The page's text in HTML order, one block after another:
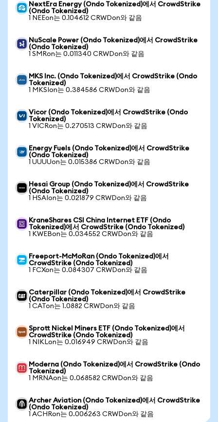
NextEra Energy (Ondo Tokenized)에서 CrowdStrike
(Ondo Tokenized)
1 NEEon는 0.104612 CRWDon와 같음
NuScale Power (Ondo Tokenized)에서 CrowdStrike
(Ondo Tokenized)
1 SMRon는 0.011340 CRWDon와 같음
MKS Inc. (Ondo Tokenized)에서 CrowdStrike (Ondo
Tokenized)
1 MKSIon는 0.384586 CRWDon와 같음
Vicor (Ondo Tokenized)에서 CrowdStrike (Ondo
Tokenized)
1 VICRon는 0.270513 CRWDon와 같음
Energy Fuels (Ondo Tokenized)에서 CrowdStrike
(Ondo Tokenized)
1 UUUUon는 0.015386 CRWDon와 같음
Hesai Group (Ondo Tokenized)에서 CrowdStrike
(Ondo Tokenized)
1 HSAIon는 0.021879 CRWDon와 같음
KraneShares CSI China Internet ETF (Ondo
Tokenized)에서 CrowdStrike (Ondo Tokenized)
1 KWEBon는 0.034552 CRWDon와 같음
Freeport-McMoRan (Ondo Tokenized)에서
CrowdStrike (Ondo Tokenized)
1 FCXon는 0.084307 CRWDon와 같음
Caterpillar (Ondo Tokenized)에서 CrowdStrike
(Ondo Tokenized)
1 CATon는 1.0882 CRWDon와 같음
Sprott Nickel Miners ETF (Ondo Tokenized)에서
CrowdStrike (Ondo Tokenized)
1 NIKLon는 0.016949 CRWDon와 같음
Moderna (Ondo Tokenized)에서 CrowdStrike (Ondo
Tokenized)
1 MRNAon는 0.068582 CRWDon와 같음
Archer Aviation (Ondo Tokenized)에서 CrowdStrike
(Ondo Tokenized)
1 ACHRon는 0.006263 CRWDon와 같음